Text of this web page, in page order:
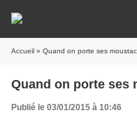
Accueil » Quand on porte ses
Quand on porte ses
Publié le 03/01/2015 à 10:46